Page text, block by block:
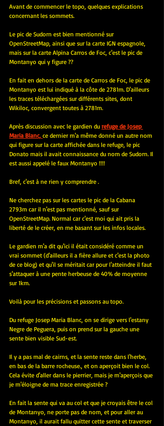
Avant de commencer le topo, quelques explications
concernant les sommets.
Le pic de Sudorn est bien mentionné sur
OpenStreetMap, ainsi que sur la carte IGN espagnole,
mais sur la carte Alpina Carros de Foc, c'est le pic de
Montanyo qui y figure ??
En fait en dehors de la carte de Carros de Foc, le pic de
Montanyo est lui indiqué à la côte de 2781m. D'ailleurs
les traces téléchargées sur différents sites, dont
Wikiloc, convergent toutes à 2781m.
Après discussion avec le gardien du refuge de Josep
Maria Blanc, ce dernier m'a même donné un autre nom
qui figure sur la carte affichée dans le refuge, le pic
Donato mais il avait connaissance du nom de Sudorn. Il
est aussi appelé le faux Montanyo !!!!
Bref, c'est à ne rien y comprendre .
Ne cherchez pas sur les cartes le pic de la Cabana
2793m car il n'est pas mentionné, sauf sur
OpenStreetMap. Normal car c'est moi qui ait pris la
liberté de le créer, en me basant sur les infos locales.
Le gardien m'a dit qu'ici il était considéré comme un
vrai sommet (d'ailleurs il a fière allure et c'est la photo
de ce blog) et qu'il se méritait car pour l'atteindre il faut
s'attaquer à une pente herbeuse de 40% de moyenne
sur 1km.
Voilà pour les précisions et passons au topo.
Du refuge Josep Maria Blanc, on se dirige vers l'estany
Negre de Peguera, puis on prend sur la gauche une
sente bien visible Sud-est.
Il y a pas mal de cairns, et la sente reste dans l'herbe,
en bas de la barre rocheuse., et on aperçoit bien le col.
Cela évite d'aller dans le pierrier, mais je m'aperçois que
je m'éloigne de ma trace enregistrée ?
En fait la sente qui va au col et que je croyais être le col
de Montanyo, ne porte pas de nom, et pour aller au
Montanyo, il aurait fallu quitter cette sente et traverser